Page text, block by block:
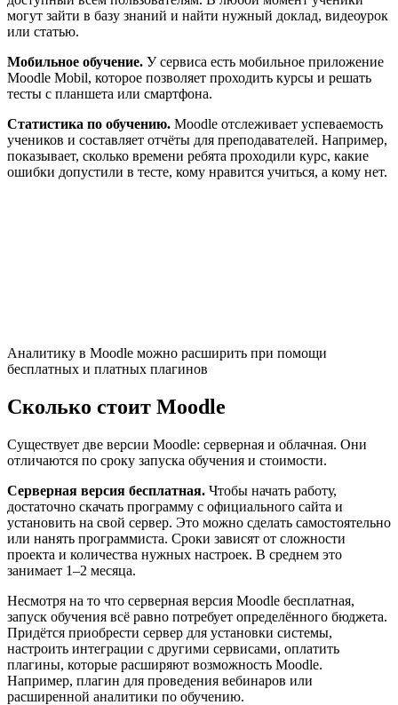
могут зайти в базу знаний и найти нужный доклад, видеоурок
или статью.
Мобильное обучение. У сервиса есть мобильное приложение
Moodle Mobil, которое позволяет проходить курсы и решать
тесты с планшета или смартфона.
Статистика по обучению. Moodle отслеживает успеваемость
учеников и составляет отчёты для преподавателей. Например,
показывает, сколько времени ребята проходили курс, какие
ошибки допустили в тесте, кому нравится учиться, а кому нет.
Аналитику в Moodle можно расширить при помощи
бесплатных и платных плагинов
Сколько стоит Moodle
Существует две версии Moodle: серверная и облачная. Они
отличаются по сроку запуска обучения и стоимости.
Серверная версия бесплатная. Чтобы начать работу,
достаточно скачать программу с официального сайта и
установить на свой сервер. Это можно сделать самостоятельно
или нанять программиста. Сроки зависят от сложности
проекта и количества нужных настроек. В среднем это
занимает 1–2 месяца.
Несмотря на то что серверная версия Moodle бесплатная,
запуск обучения всё равно потребует определённого бюджета.
Придётся приобрести сервер для установки системы,
настроить интеграции с другими сервисами, оплатить
плагины, которые расширяют возможность Moodle.
Например, плагин для проведения вебинаров или
расширенной аналитики по обучению.